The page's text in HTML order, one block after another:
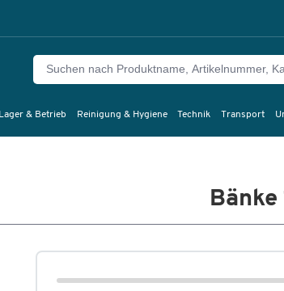
Lager & Betrieb Reinigung & Hygiene Technik Transport